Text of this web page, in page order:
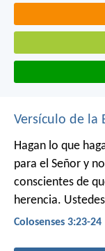
Versículo de la
Hagan lo que
para el Señor y
conscientes de
herencia.
Colosenses 3:23-24